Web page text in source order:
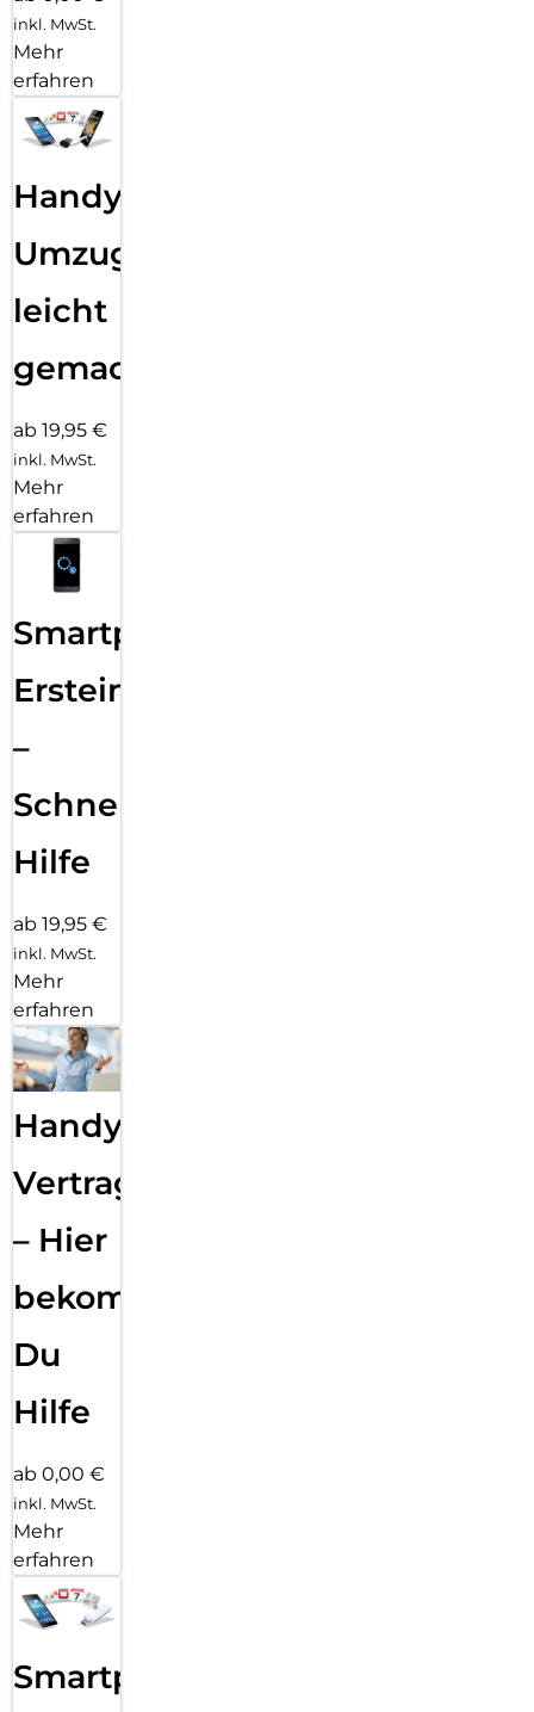
inkl. MwSt.
Mehr
erfahren
Handy
Umzug
leicht
gemacht!
ab 19,95 €
inkl. MwSt.
Mehr
erfahren
Smartphone
Ersteinrichtung
–
Schnelle
Hilfe
ab 19,95 €
inkl. MwSt.
Mehr
erfahren
Handy
Vertragsabwicklung
– Hier
bekommst
Du
Hilfe
ab 0,00 €
inkl. MwSt.
Mehr
erfahren
Smartphone